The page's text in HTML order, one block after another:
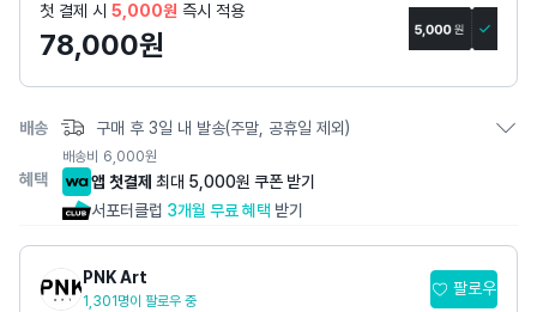
지
첫 결제 시 5,000원 즉시 적용
78,000원
배송 구매 후 3일 내 발송(주말, 공휴일 제외)
배송비 6,000원
혜택 앱 첫결제 최대 5,000원 쿠폰 받기
서포터클럽 3개월 무료 혜택 받기
PNK Art
1,301명이 팔로우 중
팔로우